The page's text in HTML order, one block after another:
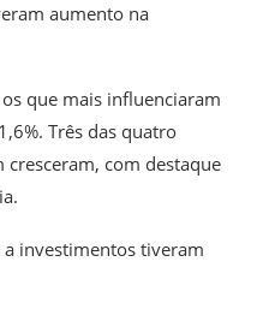
aumento na
que mais influenciaram
Três das quatro
cresceram, com destaque
investimentos tiveram